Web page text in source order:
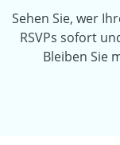
Sehen Sie, wer
RSVPs sofort
Bleiben Sie